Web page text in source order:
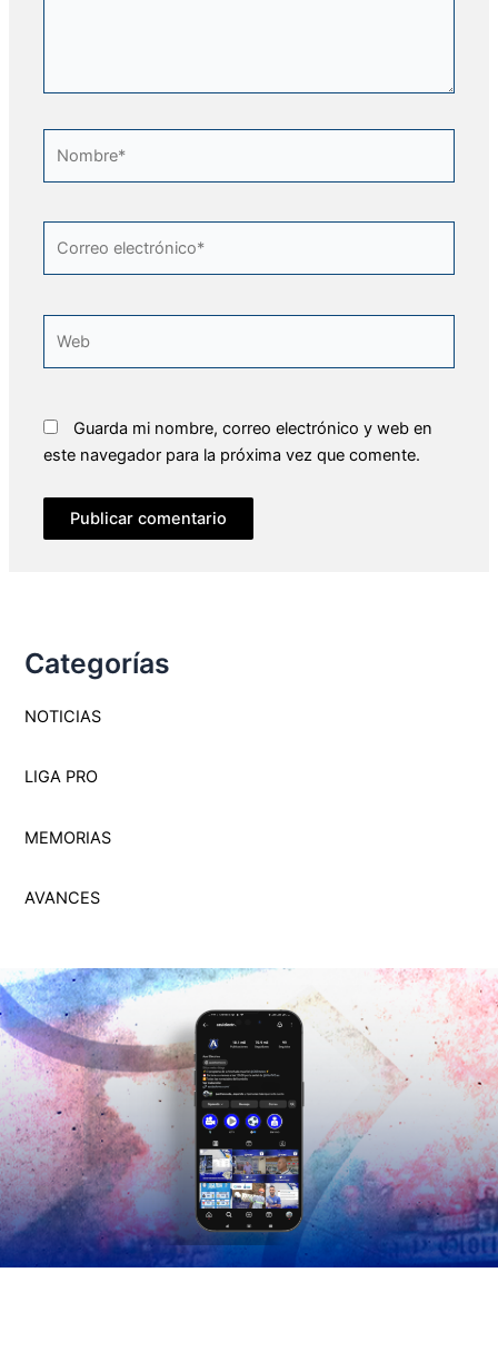
Guarda mi nombre, correo electrónico y web en
este navegador para la próxima vez que comente.
Categorías
NOTICIAS
LIGA PRO
MEMORIAS
AVANCES